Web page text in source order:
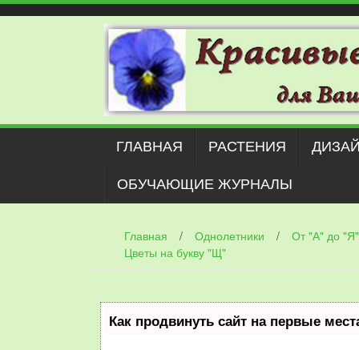
Наверх
ГЛАВНАЯ РАСТЕНИЯ
ОБУЧАЮЩИЕ ЖУРНАЛЫ
Главная / Однолетники /
От "А" до "Я"
Цветы на букву "Щ"
Как продвинуть сайт на первые